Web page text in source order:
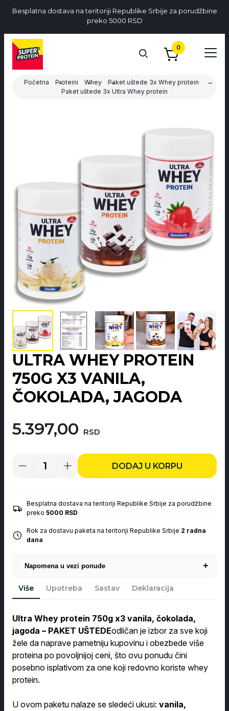
Besplatna dostava na teritoriji Republike Srbije za porudžbine
preko 5000 RSD
0
Početna Proteini Whey
Paket uštede 3x Whey protein
Paket uštede 3x Ultra Whey protein
ULTRA WHEY PROTEIN
750G X3 VANILA,
ČOKOLADA, JAGODA
5.397,00 RSD
Ultra
Vanila,
Čokolada,
Jagoda
količina
DODAJ U KORPU
Besplatna dostava na teritoriji Republike Srbije za porudžbine
preko 5000 RSD
Rok za dostavu paketa na teritoriji Republike Srbije 2 radna
dana
Napomena u vezi ponude +
predstavlja razliku
između ukupne cene proizvoda pri pojedinačnoj kupovini
cene ovog paketa (5.397 din). Cena po komadu u okviru
paketa iznosi 1.799,00 din i
kao takva se iskazuje na fiskalnom računu.
Više Upotreba Sastav Deklaracija
Ultra Whey protein 750g x3 vanila, čokolada,
jagoda – PAKET UŠTEDEodličan je izbor za sve koji
žele da naprave pametniju kupovinu i obezbede više
proteina po povoljnijoj ceni, što ovu ponudu čini
posebno isplativom za one koji redovno koriste whey
protein.
U ovom paketu nalaze se sledeći ukusi: vanila,